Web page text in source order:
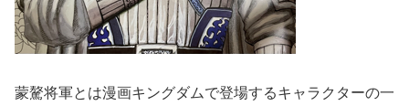
蒙驁将軍とは漫画キングダムで登場するキャラクターの一